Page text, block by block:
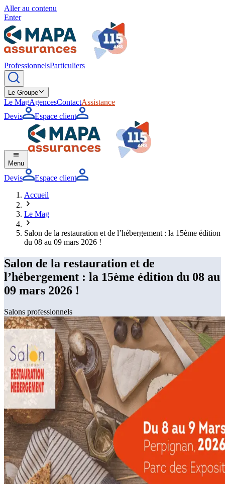
Aller au contenu
Enter
ProfessionnelsParticuliers
Le Groupe
Le MagAgencesContactAssistance
Devis
Espace client
Menu
Devis
Espace client
Accueil
Le Mag
Salon de la restauration et de l’hébergement : la 15ème édition
du 08 au 09 mars 2026 !
Salon de la restauration et de
l’hébergement : la 15ème édition du 08 au
09 mars 2026 !
Salons professionnels